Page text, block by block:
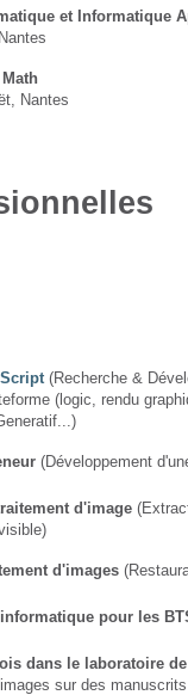
et Informatique
Nantes
(Recherche &
(logic, rendu
(Développement
d'image
d'images
pour les
dans le laboratoire
sur des